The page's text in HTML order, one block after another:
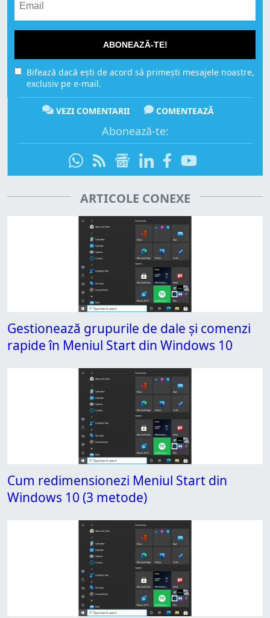
ABONEAZĂ-TE!
Bifează dacă ești de acord să primești mesajele noastre,
exclusiv pe e-mail.
VEZI COMENTARII COMENTEAZĂ
Abonează-te:
ARTICOLE CONEXE
Gestionează grupurile de dale și comenzi
rapide în Meniul Start din Windows 10
Cum redimensionezi Meniul Start din
Windows 10 (3 metode)